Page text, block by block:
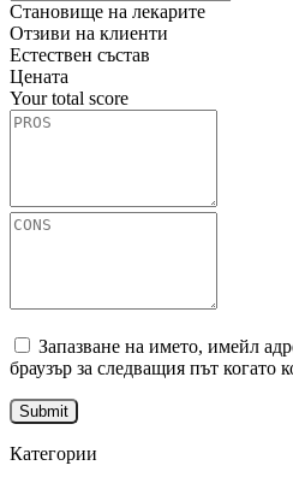
Становище на лекарите
Отзиви на клиенти
Естествен състав
Цената
Your total score
Запазване на името, имейл
браузър за следващия път когато
Категории